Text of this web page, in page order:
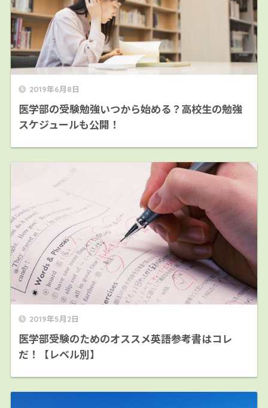
2019年6月8日
医学部の受験勉強いつから始める？高校生の勉強
スケジュールも公開！
2019年5月2日
医学部受験のためのオススメ英語参考書はコレ
だ！【レベル別】